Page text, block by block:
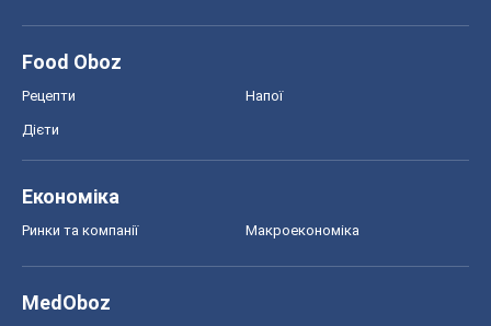
Food Oboz
Рецепти Напої
Дієти
Економіка
Ринки та компанії Макроекономіка
MedOboz